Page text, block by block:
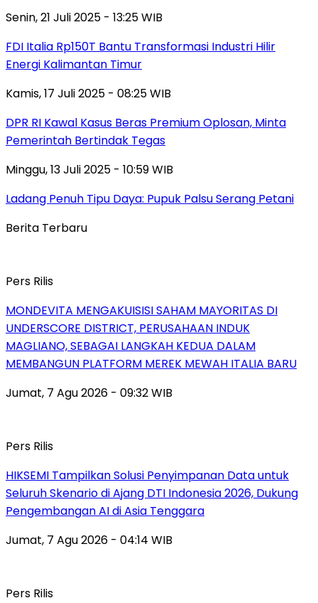
Senin, 21 Juli 2025 - 13:25 WIB
FDI Italia Rp150T Bantu Transformasi Industri Hilir
Energi Kalimantan Timur
Kamis, 17 Juli 2025 - 08:25 WIB
DPR RI Kawal Kasus Beras Premium Oplosan, Minta
Pemerintah Bertindak Tegas
Minggu, 13 Juli 2025 - 10:59 WIB
Ladang Penuh Tipu Daya: Pupuk Palsu Serang Petani
Berita Terbaru
Pers Rilis
MONDEVITA MENGAKUISISI SAHAM MAYORITAS DI
UNDERSCORE DISTRICT, PERUSAHAAN INDUK
MAGLIANO, SEBAGAI LANGKAH KEDUA DALAM
MEMBANGUN PLATFORM MEREK MEWAH ITALIA BARU
Jumat, 7 Agu 2026 - 09:32 WIB
Pers Rilis
HIKSEMI Tampilkan Solusi Penyimpanan Data untuk
Seluruh Skenario di Ajang DTI Indonesia 2026, Dukung
Pengembangan AI di Asia Tenggara
Jumat, 7 Agu 2026 - 04:14 WIB
Pers Rilis